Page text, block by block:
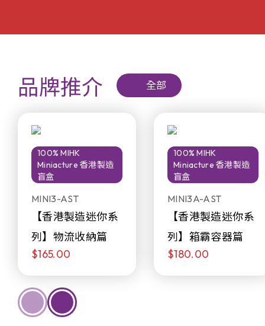
品牌推介 全部
100% MIHK
Miniacture 香港製造
盲盒
MINI3-AST
【香港製造迷你系
列】物流收納篇
$165.00
100% MIHK
Miniacture 香港製造
盲盒
MINI3A-AST
【香港製造迷你系
列】箱霸容器篇
$180.00